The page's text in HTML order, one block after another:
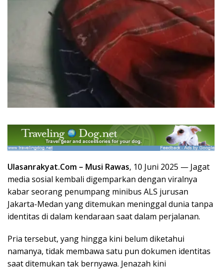
Ulasanrakyat.Com – Musi Rawas, 10 Juni 2025 — Jagat
media sosial kembali digemparkan dengan viralnya
kabar seorang penumpang minibus ALS jurusan
Jakarta-Medan yang ditemukan meninggal dunia tanpa
identitas di dalam kendaraan saat dalam perjalanan.
Pria tersebut, yang hingga kini belum diketahui
namanya, tidak membawa satu pun dokumen identitas
saat ditemukan tak bernyawa. Jenazah kini